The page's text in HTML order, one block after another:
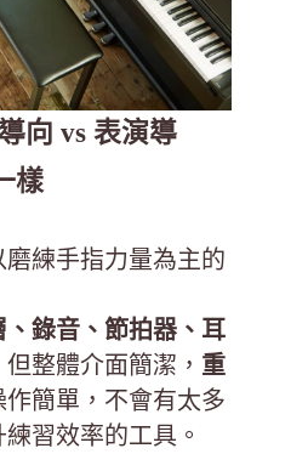
向 vs 表演導
樣
練手指力量為主的
錄音、節拍器、耳
但整體介面簡潔， 重
作簡單，不會有太多
習效率的工具。